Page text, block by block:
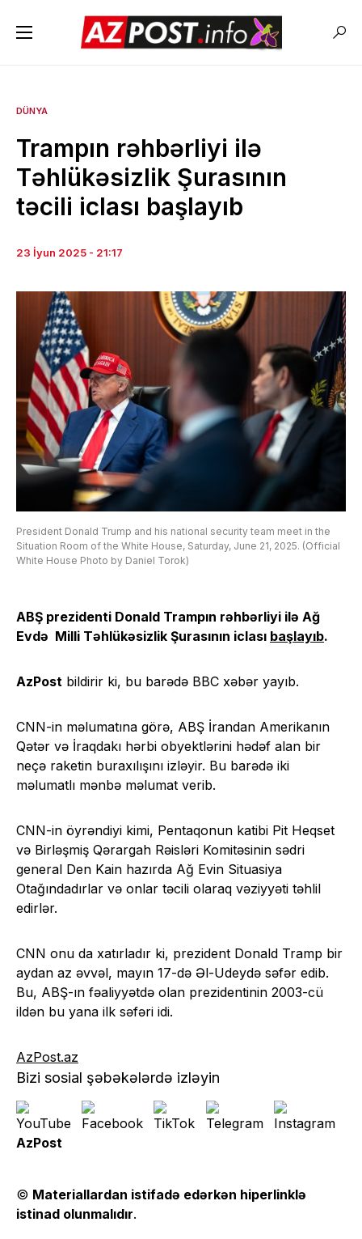
DÜNYA
Trampın rəhbərliyi ilə
Təhlükəsizlik Şurasının
təcili iclası başlayıb
23 İyun 2025 - 21:17
President Donald Trump and his national security team meet in the
Situation Room of the White House, Saturday, June 21, 2025. (Official
White House Photo by Daniel Torok)
ABŞ prezidenti Donald Trampın rəhbərliyi ilə Ağ
Evdə Milli Təhlükəsizlik Şurasının iclası başlayıb.
AzPost bildirir ki, bu barədə BBC xəbər yayıb.
CNN-in məlumatına görə, ABŞ İrandan Amerikanın
Qətər və İraqdakı hərbi obyektlərini hədəf alan bir
neçə raketin buraxılışını izləyir. Bu barədə iki
məlumatlı mənbə məlumat verib.
CNN-in öyrəndiyi kimi, Pentaqonun katibi Pit Heqset
və Birləşmiş Qərargah Rəisləri Komitəsinin sədri
general Den Kain hazırda Ağ Evin Situasiya
Otağındadırlar və onlar təcili olaraq vəziyyəti təhlil
edirlər.
CNN onu da xatırladır ki, prezident Donald Tramp bir
aydan az əvvəl, mayın 17-də Əl-Udeydə səfər edib.
Bu, ABŞ-ın fəaliyyətdə olan prezidentinin 2003-cü
ildən bu yana ilk səfəri idi.
AzPost.az
Bizi sosial şəbəkələrdə izləyin
AzPost
© Materiallardan istifadə edərkən hiperlinklə
istinad olunmalıdır.